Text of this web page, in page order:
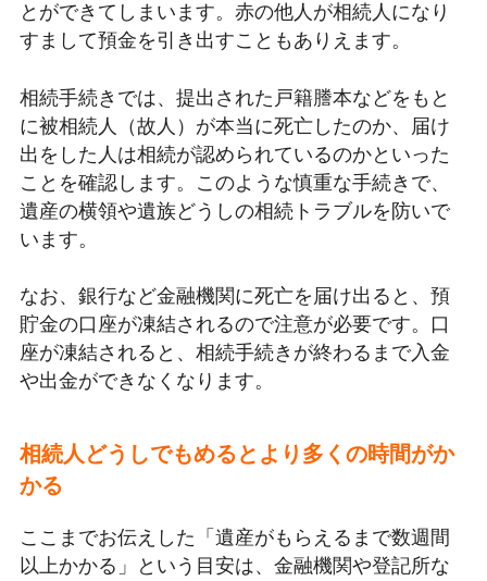
とができてしまいます。赤の他人が相続人になり
すまして預金を引き出すこともありえます。
相続手続きでは、提出された戸籍謄本などをもと
に被相続人（故人）が本当に死亡したのか、届け
出をした人は相続が認められているのかといった
ことを確認します。このような慎重な手続きで、
遺産の横領や遺族どうしの相続トラブルを防いで
います。
なお、銀行など金融機関に死亡を届け出ると、預
貯金の口座が凍結されるので注意が必要です。口
座が凍結されると、相続手続きが終わるまで入金
や出金ができなくなります。
相続人どうしでもめるとより多くの時間がか
かる
ここまでお伝えした「遺産がもらえるまで数週間
以上かかる」という目安は、金融機関や登記所な